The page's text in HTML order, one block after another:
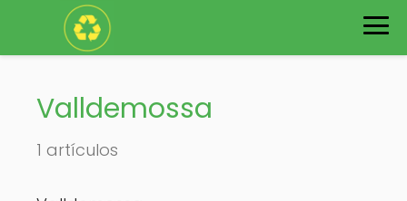
Valldemossa
1 artículos